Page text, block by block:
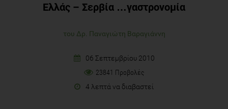
Ελλάς – Σερβία …γαστρονομία
του Δρ. Παναγιώτη Βαραγιάννη
06 Σεπτεμβρίου 2010
23841 Προβολές
4 λεπτά να διαβαστεί